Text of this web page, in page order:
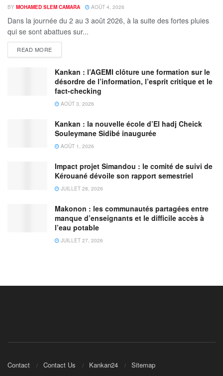
BY MOHAMED SLEM CAMARA AOÛT 4, 2026
Dans la journée du 2 au 3 août 2026, à la suite des fortes pluies
qui se sont abattues sur...
READ MORE
Kankan : l’AGEMI clôture une formation sur le
désordre de l’information, l’esprit critique et le
fact-checking
AOÛT 3, 2026
Kankan : la nouvelle école d’El hadj Cheick
Souleymane Sidibé inaugurée
AOÛT 1, 2026
Impact projet Simandou : le comité de suivi de
Kérouané dévoile son rapport semestriel
JUILLET 28, 2026
Makonon : les communautés partagées entre
manque d’enseignants et le difficile accès à
l’eau potable
JUILLET 27, 2026
Contact Contact Us Kankan24 Sitemap